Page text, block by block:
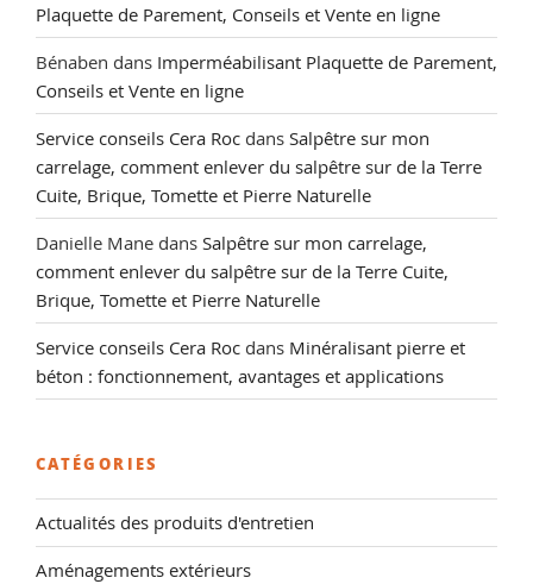
Plaquette de Parement, Conseils et Vente en ligne
Bénaben dans Imperméabilisant Plaquette de Parement,
Conseils et Vente en ligne
Service conseils Cera Roc dans Salpêtre sur mon
carrelage, comment enlever du salpêtre sur de la Terre
Cuite, Brique, Tomette et Pierre Naturelle
Danielle Mane dans Salpêtre sur mon carrelage,
comment enlever du salpêtre sur de la Terre Cuite,
Brique, Tomette et Pierre Naturelle
Service conseils Cera Roc dans Minéralisant pierre et
béton : fonctionnement, avantages et applications
CATÉGORIES
Actualités des produits d'entretien
Aménagements extérieurs